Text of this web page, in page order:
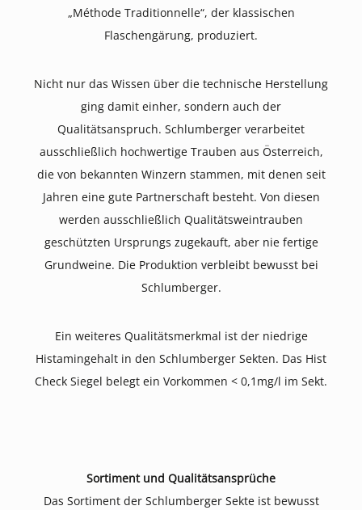
„Méthode Traditionnelle“, der klassischen
Flaschengärung, produziert.
Nicht nur das Wissen über die technische Herstellung
ging damit einher, sondern auch der
Qualitätsanspruch. Schlumberger verarbeitet
ausschließlich hochwertige Trauben aus Österreich,
die von bekannten Winzern stammen, mit denen seit
Jahren eine gute Partnerschaft besteht. Von diesen
werden ausschließlich Qualitätsweintrauben
geschützten Ursprungs zugekauft, aber nie fertige
Grundweine. Die Produktion verbleibt bewusst bei
Schlumberger.
Ein weiteres Qualitätsmerkmal ist der niedrige
Histamingehalt in den Schlumberger Sekten. Das Hist
Check Siegel belegt ein Vorkommen < 0,1mg/l im Sekt.
Sortiment und Qualitätsansprüche
Das Sortiment der Schlumberger Sekte ist bewusst